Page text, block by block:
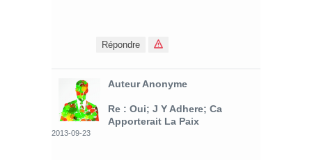
Répondre
Auteur Anonyme
Re : Oui; J Y Adhere; Ca
Apporterait La Paix
2013-09-23